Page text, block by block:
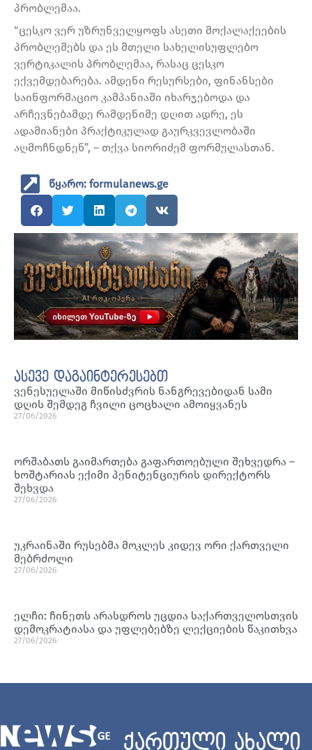
პრობლემაა.
“ცესკო ვერ უზრუნველყოფს ასეთი მოქალაქეების
პრობლემებს და ეს მთელი სახელისუფლებო
ვერტიკალის პრობლემაა, რასაც ცესკო
ექვემდებარება. ამდენი რესურსები, ფინანსები
საინფორმაციო კამპანიაში იხარჯებოდა და
არჩევნებამდე რამდენიმე დღით ადრე, ეს
ადამიანები პრაქტიკულად გაურკვევლობაში
აღმოჩნდნენ”, – თქვა სიორიძემ ფორმულასთან.
წყარო: formulanews.ge
ასევე დაგაინტერესებთ
ვენესუელაში მიწისძვრის ნანგრევებიდან სამი
დღის შემდეგ ჩვილი ცოცხალი ამოიყვანეს
27/06/2026
ორშაბათს გაიმართება გაფართოებული შეხვედრა –
ხოშტარიას ექიმი პენიტენციურის დირექტორს
შეხვდა
27/06/2026
უკრაინაში რუსებმა მოკლეს კიდევ ორი ქართველი
მებრძოლი
27/06/2026
ელჩი: ჩინეთს არასდროს უცდია საქართველოსთვის
დემოკრატიასა და უფლებებზე ლექციების წაკითხვა
27/06/2026
ქართული ახალი